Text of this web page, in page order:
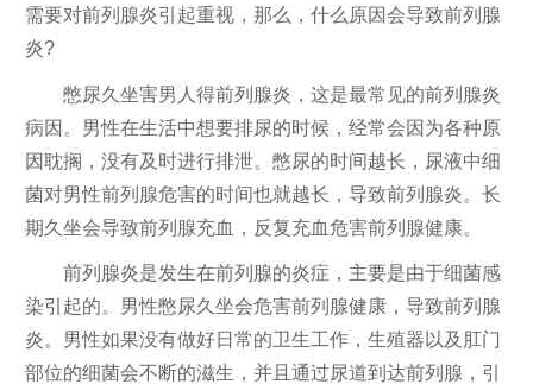
需要对前列腺炎引起重视，那么，什么原因会导致前列腺
炎?
憋尿久坐害男人得前列腺炎，这是最常见的前列腺炎
病因。男性在生活中想要排尿的时候，经常会因为各种原
因耽搁，没有及时进行排泄。憋尿的时间越长，尿液中细
菌对男性前列腺危害的时间也就越长，导致前列腺炎。长
期久坐会导致前列腺充血，反复充血危害前列腺健康。
前列腺炎是发生在前列腺的炎症，主要是由于细菌感
染引起的。男性憋尿久坐会危害前列腺健康，导致前列腺
炎。男性如果没有做好日常的卫生工作，生殖器以及肛门
部位的细菌会不断的滋生，并且通过尿道到达前列腺，引